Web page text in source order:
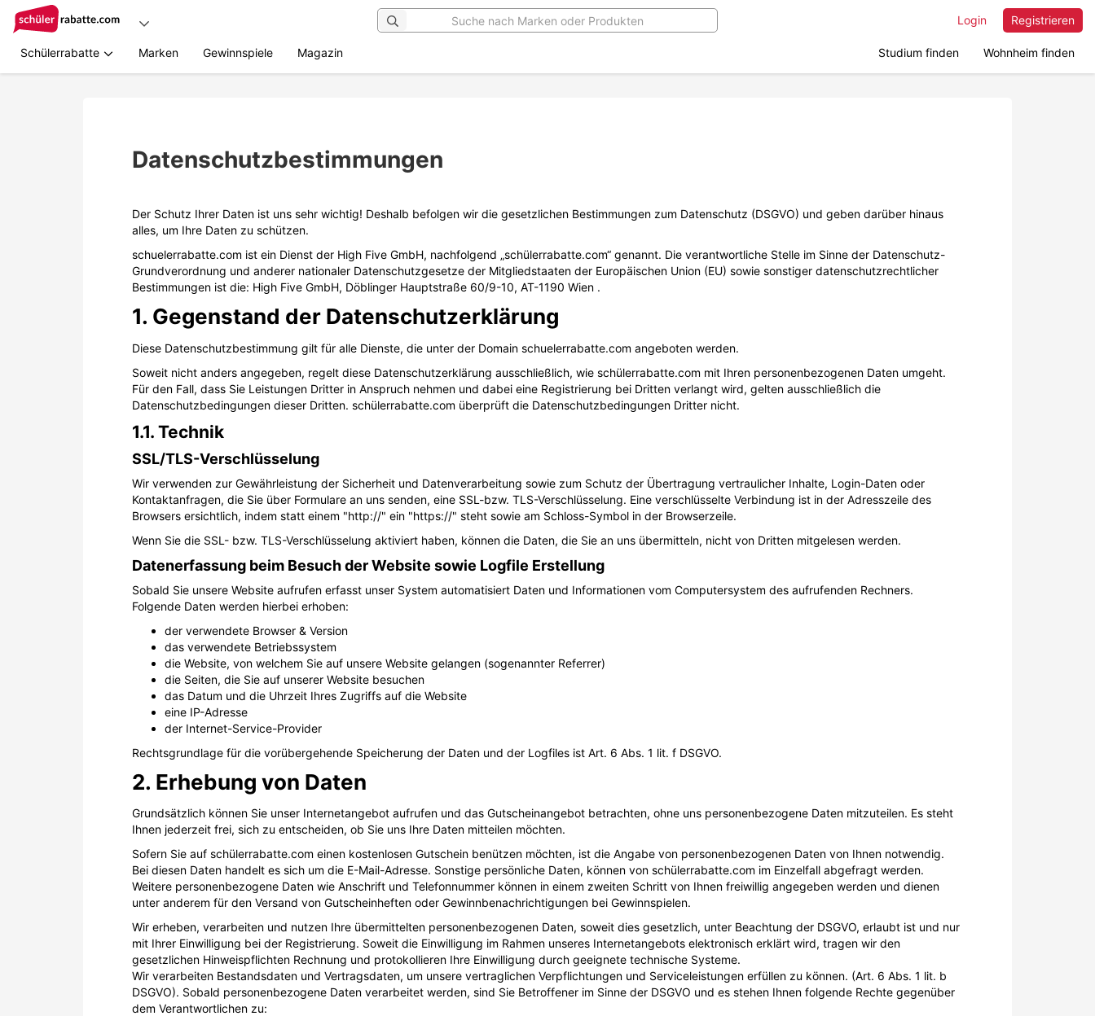
Registrieren
Login
Schülerrabatte Marken Gewinnspiele Magazin Studium finden Wohnheim finden
Datenschutzbestimmungen
Der Schutz Ihrer Daten ist uns sehr wichtig! Deshalb befolgen wir die gesetzlichen Bestimmungen zum Datenschutz (DSGVO) und geben darüber hinaus
alles, um Ihre Daten zu schützen.
schuelerrabatte.com ist ein Dienst der High Five GmbH, nachfolgend „schülerrabatte.com“ genannt. Die verantwortliche Stelle im Sinne der Datenschutz-
Grundverordnung und anderer nationaler Datenschutzgesetze der Mitgliedstaaten der Europäischen Union (EU) sowie sonstiger datenschutzrechtlicher
Bestimmungen ist die: High Five GmbH, Döblinger Hauptstraße 60/9-10, AT-1190 Wien .
1. Gegenstand der Datenschutzerklärung
Diese Datenschutzbestimmung gilt für alle Dienste, die unter der Domain schuelerrabatte.com angeboten werden.
Soweit nicht anders angegeben, regelt diese Datenschutzerklärung ausschließlich, wie schülerrabatte.com mit Ihren personenbezogenen Daten umgeht.
Für den Fall, dass Sie Leistungen Dritter in Anspruch nehmen und dabei eine Registrierung bei Dritten verlangt wird, gelten ausschließlich die
Datenschutzbedingungen dieser Dritten. schülerrabatte.com überprüft die Datenschutzbedingungen Dritter nicht.
1.1. Technik
SSL/TLS-Verschlüsselung
Wir verwenden zur Gewährleistung der Sicherheit und Datenverarbeitung sowie zum Schutz der Übertragung vertraulicher Inhalte, Login-Daten oder
Kontaktanfragen, die Sie über Formulare an uns senden, eine SSL-bzw. TLS-Verschlüsselung. Eine verschlüsselte Verbindung ist in der Adresszeile des
Browsers ersichtlich, indem statt einem "http://" ein "https://" steht sowie am Schloss-Symbol in der Browserzeile.
Wenn Sie die SSL- bzw. TLS-Verschlüsselung aktiviert haben, können die Daten, die Sie an uns übermitteln, nicht von Dritten mitgelesen werden.
Datenerfassung beim Besuch der Website sowie Logfile Erstellung
Sobald Sie unsere Website aufrufen erfasst unser System automatisiert Daten und Informationen vom Computersystem des aufrufenden Rechners.
Folgende Daten werden hierbei erhoben:
der verwendete Browser & Version
das verwendete Betriebssystem
die Website, von welchem Sie auf unsere Website gelangen (sogenannter Referrer)
die Seiten, die Sie auf unserer Website besuchen
das Datum und die Uhrzeit Ihres Zugriffs auf die Website
eine IP-Adresse
der Internet-Service-Provider
Rechtsgrundlage für die vorübergehende Speicherung der Daten und der Logfiles ist Art. 6 Abs. 1 lit. f DSGVO.
2. Erhebung von Daten
Grundsätzlich können Sie unser Internetangebot aufrufen und das Gutscheinangebot betrachten, ohne uns personenbezogene Daten mitzuteilen. Es steht
Ihnen jederzeit frei, sich zu entscheiden, ob Sie uns Ihre Daten mitteilen möchten.
Sofern Sie auf schülerrabatte.com einen kostenlosen Gutschein benützen möchten, ist die Angabe von personenbezogenen Daten von Ihnen notwendig.
Bei diesen Daten handelt es sich um die E-Mail-Adresse. Sonstige persönliche Daten, können von schülerrabatte.com im Einzelfall abgefragt werden.
Weitere personenbezogene Daten wie Anschrift und Telefonnummer können in einem zweiten Schritt von Ihnen freiwillig angegeben werden und dienen
unter anderem für den Versand von Gutscheinheften oder Gewinnbenachrichtigungen bei Gewinnspielen.
Wir erheben, verarbeiten und nutzen Ihre übermittelten personenbezogenen Daten, soweit dies gesetzlich, unter Beachtung der DSGVO, erlaubt ist und nur
mit Ihrer Einwilligung bei der Registrierung. Soweit die Einwilligung im Rahmen unseres Internetangebots elektronisch erklärt wird, tragen wir den
gesetzlichen Hinweispflichten Rechnung und protokollieren Ihre Einwilligung durch geeignete technische Systeme.
Wir verarbeiten Bestandsdaten und Vertragsdaten, um unsere vertraglichen Verpflichtungen und Serviceleistungen erfüllen zu können. (Art. 6 Abs. 1 lit. b
DSGVO). Sobald personenbezogene Daten verarbeitet werden, sind Sie Betroffener im Sinne der DSGVO und es stehen Ihnen folgende Rechte gegenüber
dem Verantwortlichen zu: